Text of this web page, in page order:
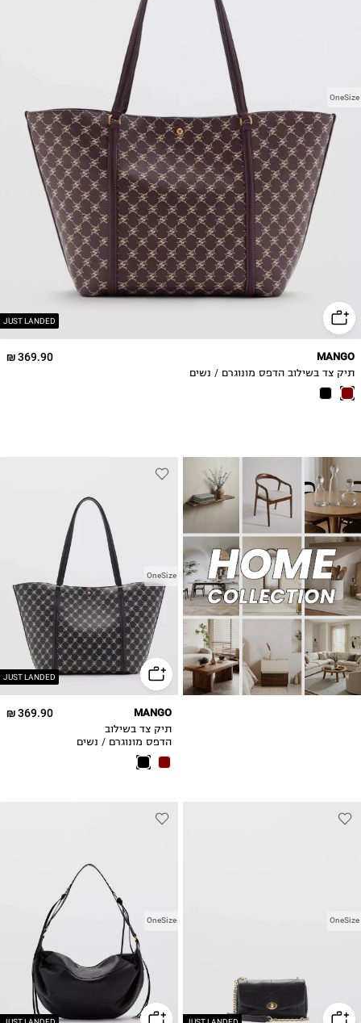
JUST LANDED
OneSize
369.90 ₪ MANGO
תיק צד בשילוב הדפס מונוגרם / נשים
JUST LANDED
OneSize
369.90 ₪ MANGO
תיק צד בשילוב
הדפס מונוגרם / נשים
OneSize
OneSize